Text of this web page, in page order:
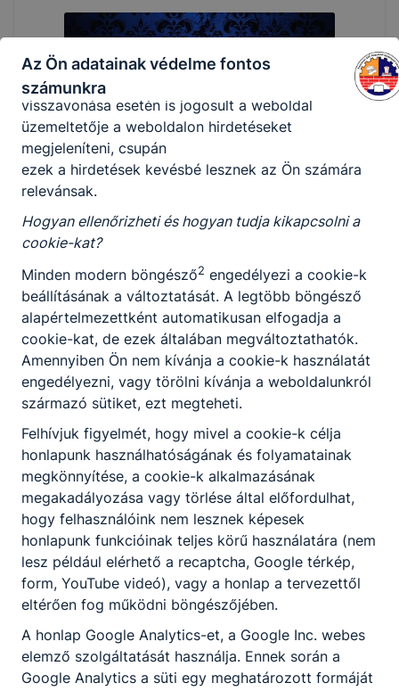
Az Ön adatainak védelme fontos
számunkra
az Ön előzetes hozzájárulásával lehet az Ön
eszközén elhelyezni. A hozzájárulás megtagadása,
vagy
visszavonása esetén is jogosult a weboldal
üzemeltetője a weboldalon hirdetéseket
megjeleníteni, csupán
ezek a hirdetések kevésbé lesznek az Ön számára
relevánsak.
Hogyan ellenőrizheti és hogyan tudja kikapcsolni a
cookie-kat?
Minden modern böngésző2 engedélyezi a cookie-k
beállításának a változtatását. A legtöbb böngésző
alapértelmezettként automatikusan elfogadja a
cookie-kat, de ezek általában megváltoztathatók.
Amennyiben Ön nem kívánja a cookie-k használatát
engedélyezni, vagy törölni kívánja a weboldalunkról
származó sütiket, ezt megteheti.
Felhívjuk figyelmét, hogy mivel a cookie-k célja
honlapunk használhatóságának és folyamatainak
megkönnyítése, a cookie-k alkalmazásának
megakadályozása vagy törlése által előfordulhat,
hogy felhasználóink nem lesznek képesek
honlapunk funkcióinak teljes körű használatára (nem
lesz például elérhető a recaptcha, Google térkép,
form, YouTube videó), vagy a honlap a tervezettől
eltérően fog működni böngészőjében.
A honlap Google Analytics-et, a Google Inc. webes
elemző szolgáltatását használja. Ennek során a
Google Analytics a süti egy meghatározott formáját